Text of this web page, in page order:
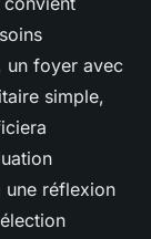
un foyer avec
simple,
une réflexion